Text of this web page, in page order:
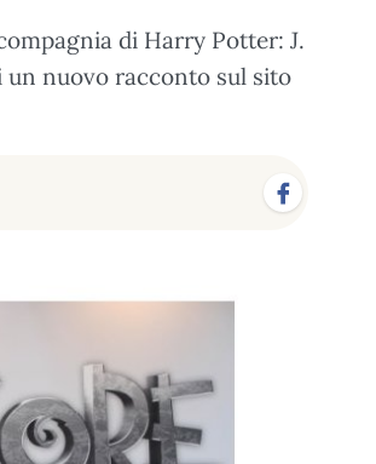
di Harry Potter: J.
nuovo racconto sul sito